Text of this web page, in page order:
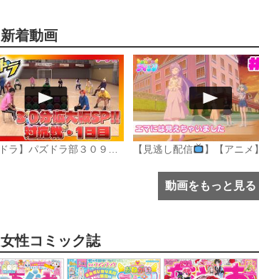
新着動画
【見逃し配信 】【アニメ】『おねがいアイプリ』第１８話：エマには
動画をもっと見る
女性コミック誌